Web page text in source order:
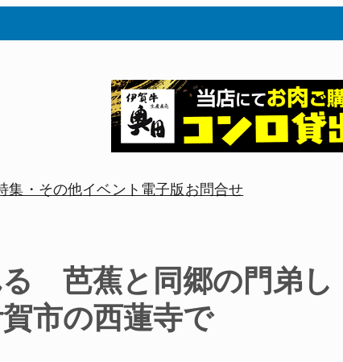
集・その他イベント 電子版 お問合せ
る 芭蕉と同郷の門弟し
市の西蓮寺で